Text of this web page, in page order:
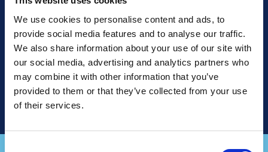
We use cookies to personalise content and ads, to
provide social media features and to analyse our traffic.
We also share information about your use of our site with
our social media, advertising and analytics partners who
may combine it with other information that you’ve
provided to them or that they’ve collected from your use
of their services.
Lue lisää
Puhu myynnille